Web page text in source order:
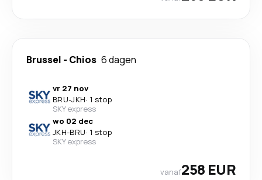
Brussel - Chios 6 dagen
vr 27 nov
BRU-JKH· 1 stop
SKY express
wo 02 dec
JKH-BRU· 1 stop
SKY express
vanaf258 EUR